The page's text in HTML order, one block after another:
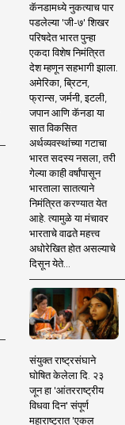
कॅनडामध्ये नुकत्याच पार
पडलेल्या 'जी-७' शिखर
परिषदेत भारत पुन्हा
एकदा विशेष निमंत्रित
देश म्हणून सहभागी झाला.
अमेरिका, ब्रिटन,
फ्रान्स, जर्मनी, इटली,
जपान आणि कॅनडा या
सात विकसित
अर्थव्यवस्थांच्या गटाचा
भारत सदस्य नसला, तरी
गेल्या काही वर्षांपासून
भारताला सातत्याने
निमंत्रित करण्यात येत
आहे. त्यामुळे या मंचावर
भारताचे वाढते महत्त्व
अधोरेखित होत असल्याचे
दिसून येते...
संयुक्त राष्ट्रसंघाने
घोषित केलेला दि. २३
जून हा 'आंतरराष्ट्रीय
विधवा दिन' संपूर्ण
महाराष्ट्रात 'एकल